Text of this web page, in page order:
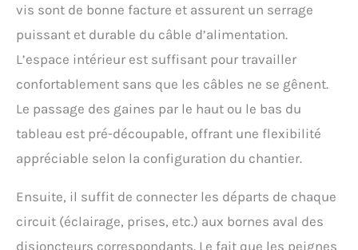
vis sont de bonne facture et assurent un serrage
puissant et durable du câble d’alimentation.
L’espace intérieur est suffisant pour travailler
confortablement sans que les câbles ne se gênent.
Le passage des gaines par le haut ou le bas du
tableau est pré-découpable, offrant une flexibilité
appréciable selon la configuration du chantier.
Ensuite, il suffit de connecter les départs de chaque
circuit (éclairage, prises, etc.) aux bornes aval des
disjoncteurs correspondants. Le fait que les peignes